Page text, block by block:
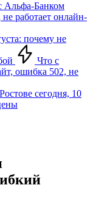
Альфа-Банком
работает онлайн-
почему не
Что с
ошибка 502, не
сегодня, 10